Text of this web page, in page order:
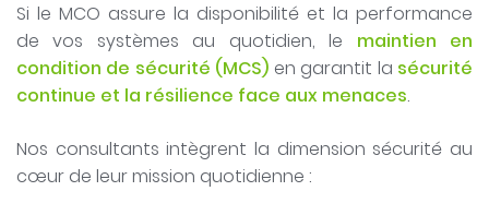
Si le MCO assure la disponibilité et la performance
de vos systèmes au quotidien, le maintien en
condition de sécurité (MCS) en garantit la sécurité
continue et la résilience face aux menaces.
Nos consultants intègrent la dimension sécurité au
cœur de leur mission quotidienne :